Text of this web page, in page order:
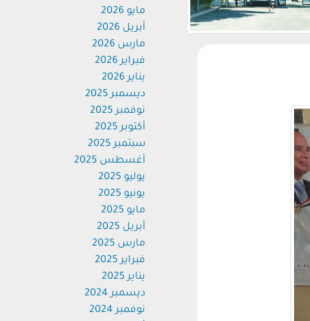
مايو 2026
أبريل 2026
مارس 2026
فبراير 2026
يناير 2026
ديسمبر 2025
نوفمبر 2025
أكتوبر 2025
سبتمبر 2025
أغسطس 2025
يوليو 2025
يونيو 2025
مايو 2025
أبريل 2025
مارس 2025
فبراير 2025
يناير 2025
ديسمبر 2024
نوفمبر 2024